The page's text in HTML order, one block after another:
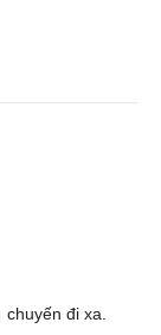
đi xa.